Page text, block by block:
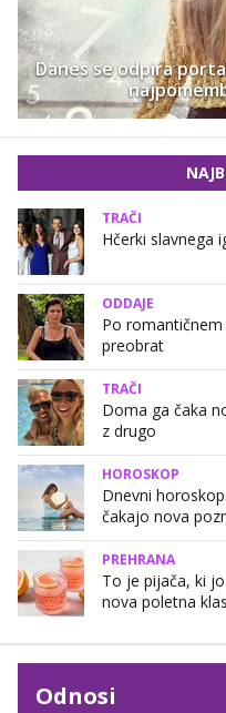
Danes se odpira
TRAČI
Hčerki slavnega
ODDAJE
Po
preobrat
TRAČI
Doma ga čaka
z drugo
HOROSKOP
Dnevni
čakajo nova
PREHRANA
To je pijača, ki
nova poletna
Odnosi